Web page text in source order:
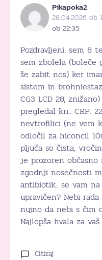
Pikapoka2
28.04.2026 ob
ob 22:35
Pozdravljeni, sem 8
sem zbolela (boleče
še zabit nos) ker
sistem in
CG3 LCD 28,
pregledal kri.. CRP:
nevtrofilici (ne vem
odločil za hiconcil
pljuča so čista,
je prozoren občasno
zgodnji nosečnosti
antibiotik.. se vam
upravičen? Nebi
nujno da nebi s čim
Najlepša hvala za
Citiraj